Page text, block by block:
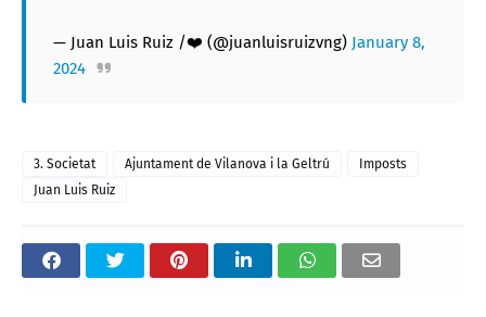
— Juan Luis Ruiz /❤️ (@juanluisruizvng) January 8,
2024
3. Societat Ajuntament de Vilanova i la Geltrú
Imposts
Juan Luis Ruiz